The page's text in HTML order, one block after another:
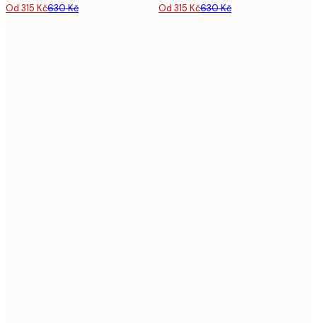
Od 315 Kč630 Kč Od 315 Kč630 Kč